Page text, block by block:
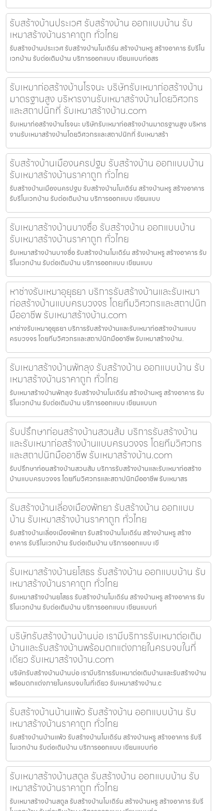
รับสร้างบ้านประเวศ รับสร้างบ้าน ออกแบบบ้าน รับ
เหมาสร้างบ้านราคาถูก ทั่วไทย
รับสร้างบ้านประเวศ รับสร้างบ้านโมเดิร์น สร้างบ้านหรู สร้างอาคาร รับรีโน
เวทบ้าน รับต่อเติมบ้าน บริการออกแบบ เขียนแบบก่อสร
รับเหมาก่อสร้างบ้านโรจนะ บริษัทรับเหมาก่อสร้างบ้าน
มาตรฐานสูง บริหารงานรับเหมาสร้างบ้านโดยวิศวกร
และสถาปนิกที่ รับเหมาสร้างบ้าน.com
รับเหมาก่อสร้างบ้านโรจนะ บริษัทรับเหมาก่อสร้างบ้านมาตรฐานสูง บริหาร
งานรับเหมาสร้างบ้านโดยวิศวกรและสถาปนิกที่ รับเหมาสร้า
รับสร้างบ้านเมืองนครปฐม รับสร้างบ้าน ออกแบบบ้าน
รับเหมาสร้างบ้านราคาถูก ทั่วไทย
รับสร้างบ้านเมืองนครปฐม รับสร้างบ้านโมเดิร์น สร้างบ้านหรู สร้างอาคาร
รับรีโนเวทบ้าน รับต่อเติมบ้าน บริการออกแบบ เขียนแบบ
รับเหมาสร้างบ้านบางซื่อ รับสร้างบ้าน ออกแบบบ้าน
รับเหมาสร้างบ้านราคาถูก ทั่วไทย
รับเหมาสร้างบ้านบางซื่อ รับสร้างบ้านโมเดิร์น สร้างบ้านหรู สร้างอาคาร รับ
รีโนเวทบ้าน รับต่อเติมบ้าน บริการออกแบบ เขียนแบบ
หาช่างรับเหมาอุยุธยา บริการรับสร้างบ้านและรับเหมา
ก่อสร้างบ้านแบบครบวงจร โดยทีมวิศวกรและสถาปนิก
มืออาชีพ รับเหมาสร้างบ้าน.com
หาช่างรับเหมาอุยุธยา บริการรับสร้างบ้านและรับเหมาก่อสร้างบ้านแบบ
ครบวงจร โดยทีมวิศวกรและสถาปนิกมืออาชีพ รับเหมาสร้างบ้าน.
รับเหมาสร้างบ้านพัทลุง รับสร้างบ้าน ออกแบบบ้าน รับ
เหมาสร้างบ้านราคาถูก ทั่วไทย
รับเหมาสร้างบ้านพัทลุง รับสร้างบ้านโมเดิร์น สร้างบ้านหรู สร้างอาคาร รับ
รีโนเวทบ้าน รับต่อเติมบ้าน บริการออกแบบ เขียนแบบก
รับปรึกษาก่อนสร้างบ้านสวนส้ม บริการรับสร้างบ้าน
และรับเหมาก่อสร้างบ้านแบบครบวงจร โดยทีมวิศวกร
และสถาปนิกมืออาชีพ รับเหมาสร้างบ้าน.com
รับปรึกษาก่อนสร้างบ้านสวนส้ม บริการรับสร้างบ้านและรับเหมาก่อสร้าง
บ้านแบบครบวงจร โดยทีมวิศวกรและสถาปนิกมืออาชีพ รับเหมาสร
รับสร้างบ้านเลี่องเมืองพัทยา รับสร้างบ้าน ออกแบบ
บ้าน รับเหมาสร้างบ้านราคาถูก ทั่วไทย
รับสร้างบ้านเลี่องเมืองพัทยา รับสร้างบ้านโมเดิร์น สร้างบ้านหรู สร้าง
อาคาร รับรีโนเวทบ้าน รับต่อเติมบ้าน บริการออกแบบ เขี
รับเหมาสร้างบ้านยโสธร รับสร้างบ้าน ออกแบบบ้าน รับ
เหมาสร้างบ้านราคาถูก ทั่วไทย
รับเหมาสร้างบ้านยโสธร รับสร้างบ้านโมเดิร์น สร้างบ้านหรู สร้างอาคาร รับ
รีโนเวทบ้าน รับต่อเติมบ้าน บริการออกแบบ เขียนแบบก่
บริษัทรับสร้างบ้านบ้านบ่อ เรามีบริการรับเหมาต่อเติม
บ้านและรับสร้างบ้านพร้อมตกแต่งภายในครบจบในที่
เดียว รับเหมาสร้างบ้าน.com
บริษัทรับสร้างบ้านบ้านบ่อ เรามีบริการรับเหมาต่อเติมบ้านและรับสร้างบ้าน
พร้อมตกแต่งภายในครบจบในที่เดียว รับเหมาสร้างบ้าน.c
รับสร้างบ้านบ้านแพ้ว รับสร้างบ้าน ออกแบบบ้าน รับ
เหมาสร้างบ้านราคาถูก ทั่วไทย
รับสร้างบ้านบ้านแพ้ว รับสร้างบ้านโมเดิร์น สร้างบ้านหรู สร้างอาคาร รับรี
โนเวทบ้าน รับต่อเติมบ้าน บริการออกแบบ เขียนแบบก่อ
รับเหมาสร้างบ้านสตูล รับสร้างบ้าน ออกแบบบ้าน รับ
เหมาสร้างบ้านราคาถูก ทั่วไทย
รับเหมาสร้างบ้านสตูล รับสร้างบ้านโมเดิร์น สร้างบ้านหรู สร้างอาคาร รับรี